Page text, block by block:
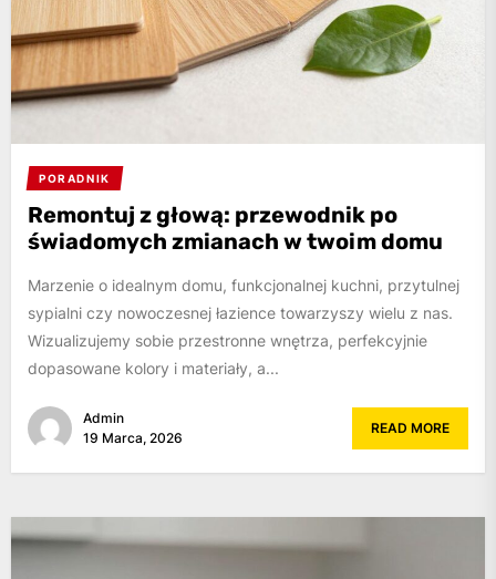
PORADNIK
Remontuj z głową: przewodnik po
świadomych zmianach w twoim domu
Marzenie o idealnym domu, funkcjonalnej kuchni, przytulnej
sypialni czy nowoczesnej łazience towarzyszy wielu z nas.
Wizualizujemy sobie przestronne wnętrza, perfekcyjnie
dopasowane kolory i materiały, a...
Admin
19 Marca, 2026
READ MORE